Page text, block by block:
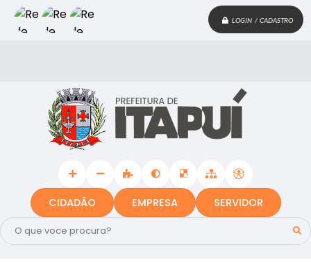
LOGIN / CADASTRO
CIDADÃO EMPRESA SERVIDOR